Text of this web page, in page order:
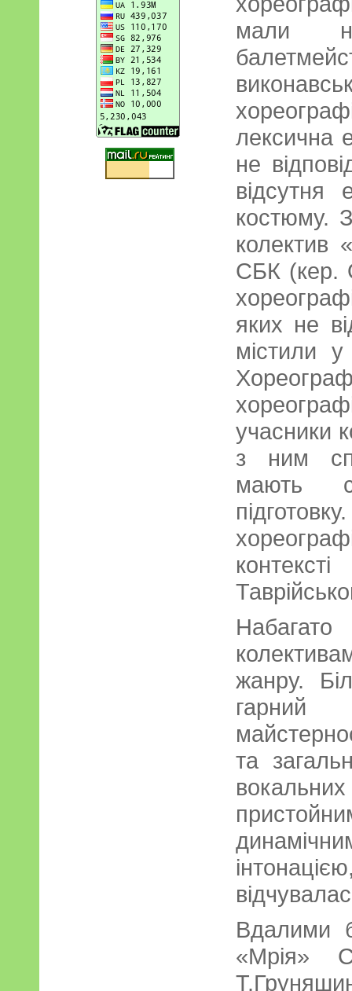
мали
лексична
не
відсутня
костюму.
колектив
СБК (кер.
яких не
містили
учасники
з ним
мають
жанру.
гарний
та
Вдалими
«Мрія»